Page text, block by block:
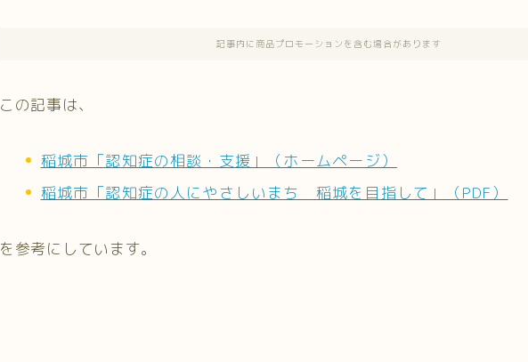
記事内に商品プロモーションを含む場合があります
この記事は、
稲城市「認知症の相談・支援」（ホームページ）
稲城市「認知症の人にやさしいまち 稲城を目指して」（PDF）
を参考にしています。